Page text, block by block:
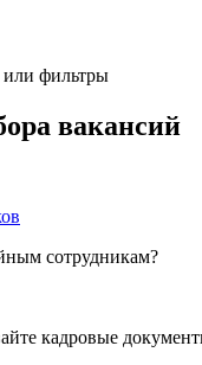
или фильтры
вакансий
сотрудникам?
кадровые